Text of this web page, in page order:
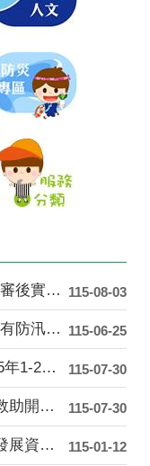
115-08-03
銓敘部開發「公務人員退休所得重審後實發金額試算器」....
115-06-25
汛期及颱風期間，因應豪雨本所備有防汛沙包供民眾索取....
115-07-30
公告本區為辦理蜂群(蜜源缺乏)115年1-2月乾旱....
115-07-30
115年巴威颱風農業天然災害現金救助開始受理「水平....
115-01-12
內政部移民署「115年新住民培力發展資訊網」